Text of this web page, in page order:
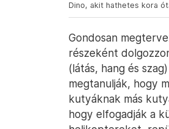
Dino, akit hathetes kora
Gondosan
részeként
(látás, hang és
megtanulják, hogy
kutyáknak más
hogy elfogadják a